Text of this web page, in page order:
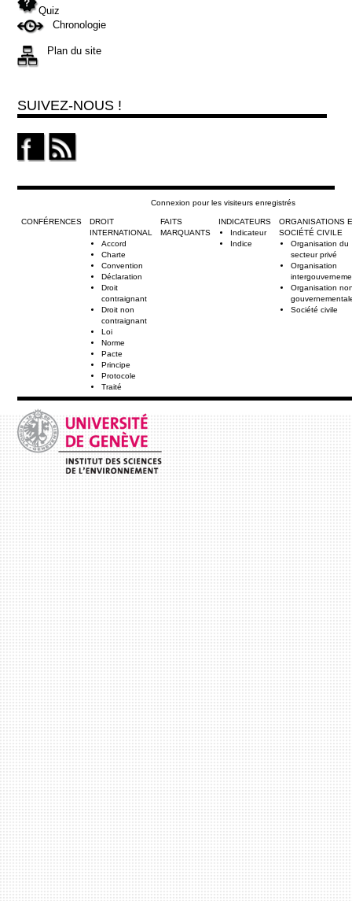
Quiz
Chronologie
Plan du site
SUIVEZ-NOUS !
Connexion pour les visiteurs enregistrés
CONFÉRENCES
DROIT
INTERNATIONAL
Accord
Charte
Convention
Déclaration
Droit
contraignant
Droit non
contraignant
Loi
Norme
Pacte
Principe
Protocole
Traité
FAITS
MARQUANTS
INDICATEURS
Indicateur
Indice
ORGANISATIONS
SOCIÉTÉ CIVILE
Organisation du
secteur privé
Organisation
Organisation
Société civile